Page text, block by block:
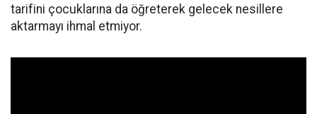
tarifini çocuklarına da öğreterek gelecek nesillere
aktarmayı ihmal etmiyor.